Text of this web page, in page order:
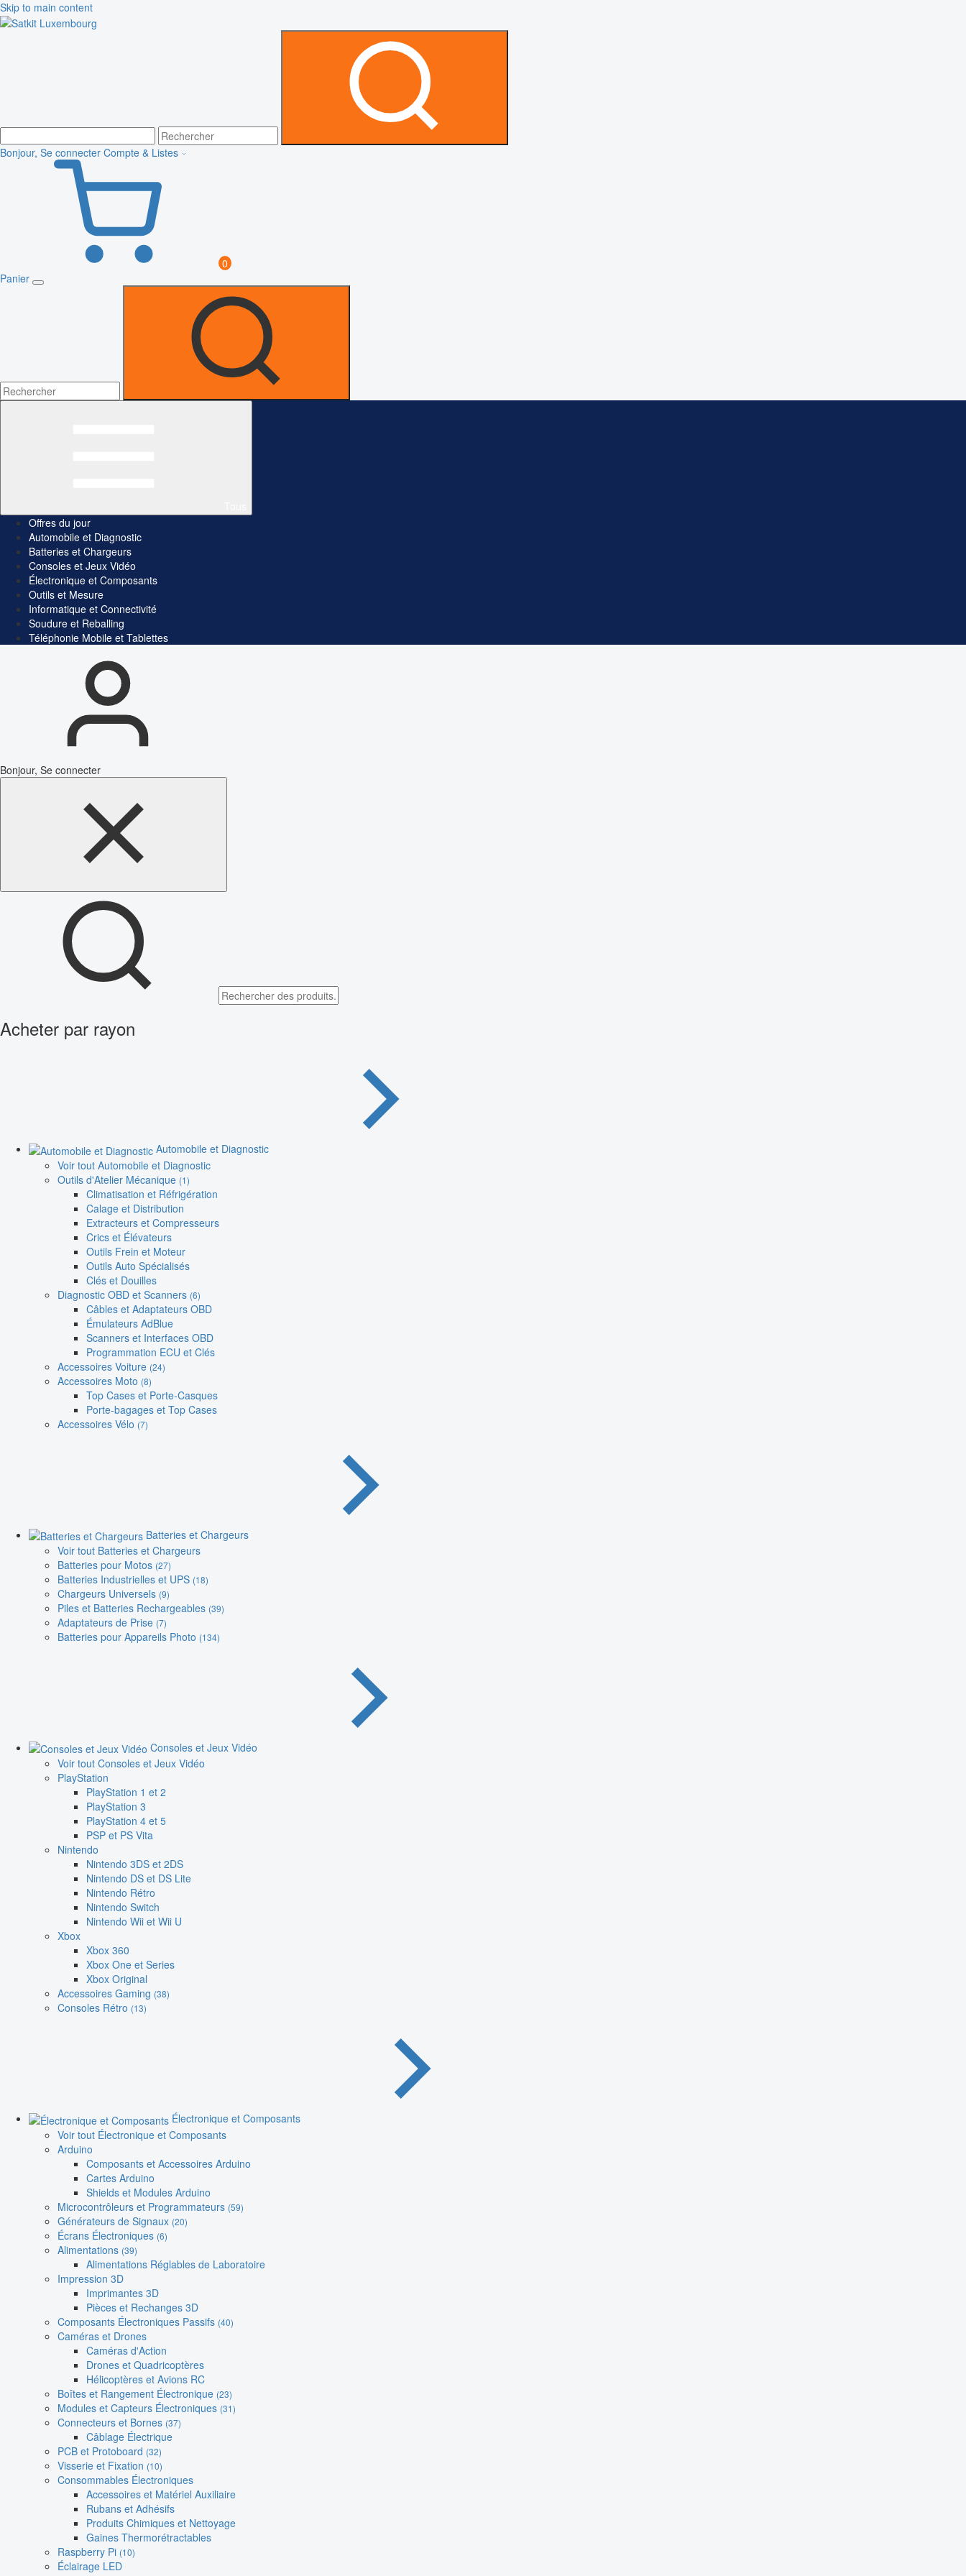
Skip to main content
Bonjour, Se connecter Compte & Listes
0
Panier
Offres du jour
Automobile et Diagnostic
Batteries et Chargeurs
Consoles et Jeux Vidéo
Électronique et Composants
Outils et Mesure
Informatique et Connectivité
Soudure et Reballing
Téléphonie Mobile et Tablettes
Bonjour, Se connecter
Acheter par rayon
Automobile et Diagnostic
Voir tout Automobile et Diagnostic
Outils d'Atelier Mécanique (1)
Climatisation et Réfrigération
Calage et Distribution
Extracteurs et Compresseurs
Crics et Élévateurs
Outils Frein et Moteur
Outils Auto Spécialisés
Clés et Douilles
Diagnostic OBD et Scanners (6)
Câbles et Adaptateurs OBD
Émulateurs AdBlue
Scanners et Interfaces OBD
Programmation ECU et Clés
Accessoires Voiture (24)
Accessoires Moto (8)
Top Cases et Porte-Casques
Porte-bagages et Top Cases
Accessoires Vélo (7)
Batteries et Chargeurs
Voir tout Batteries et Chargeurs
Batteries pour Motos (27)
Batteries Industrielles et UPS (18)
Chargeurs Universels (9)
Piles et Batteries Rechargeables (39)
Adaptateurs de Prise (7)
Batteries pour Appareils Photo (134)
Consoles et Jeux Vidéo
Voir tout Consoles et Jeux Vidéo
PlayStation
PlayStation 1 et 2
PlayStation 3
PlayStation 4 et 5
PSP et PS Vita
Nintendo
Nintendo 3DS et 2DS
Nintendo DS et DS Lite
Nintendo Rétro
Nintendo Switch
Nintendo Wii et Wii U
Xbox
Xbox 360
Xbox One et Series
Xbox Original
Accessoires Gaming (38)
Consoles Rétro (13)
Électronique et Composants
Voir tout Électronique et Composants
Arduino
Composants et Accessoires Arduino
Cartes Arduino
Shields et Modules Arduino
Microcontrôleurs et Programmateurs (59)
Générateurs de Signaux (20)
Écrans Électroniques (6)
Alimentations (39)
Alimentations Réglables de Laboratoire
Impression 3D
Imprimantes 3D
Pièces et Rechanges 3D
Composants Électroniques Passifs (40)
Caméras et Drones
Caméras d'Action
Drones et Quadricoptères
Hélicoptères et Avions RC
Boîtes et Rangement Électronique (23)
Modules et Capteurs Électroniques (31)
Connecteurs et Bornes (37)
Câblage Électrique
PCB et Protoboard (32)
Visserie et Fixation (10)
Consommables Électroniques
Accessoires et Matériel Auxiliaire
Rubans et Adhésifs
Produits Chimiques et Nettoyage
Gaines Thermorétractables
Raspberry Pi (10)
Éclairage LED